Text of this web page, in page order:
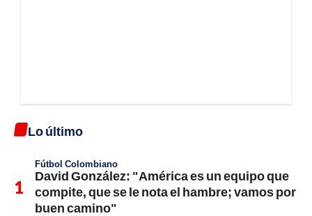
Lo último
Fútbol Colombiano
David González: "América es un equipo que
compite, que se le nota el hambre; vamos por
buen camino"